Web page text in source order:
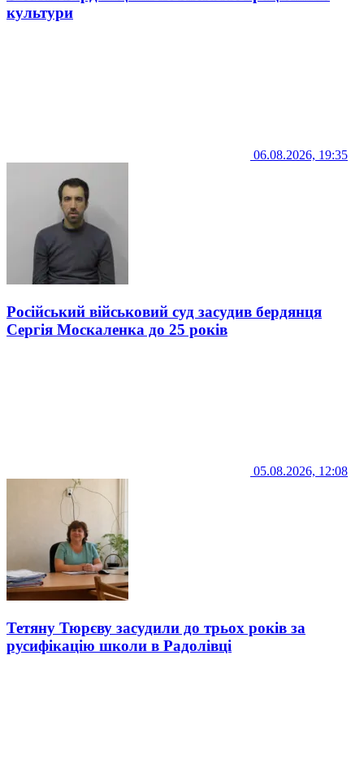
культури
06.08.2026, 19:35
Російський військовий суд засудив бердянця
Сергія Москаленка до 25 років
05.08.2026, 12:08
Тетяну Тюрєву засудили до трьох років за
русифікацію школи в Радолівці